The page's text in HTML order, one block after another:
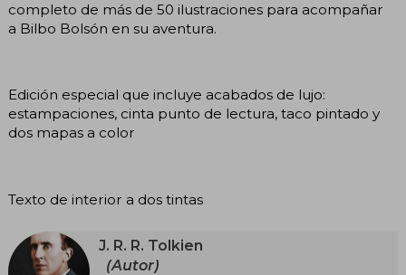
completo de más de 50 ilustraciones para acompañar
a Bilbo Bolsón en su aventura.
Edición especial que incluye acabados de lujo:
estampaciones, cinta punto de lectura, taco pintado y
dos mapas a color
Texto de interior a dos tintas
J. R. R. Tolkien
(Autor)